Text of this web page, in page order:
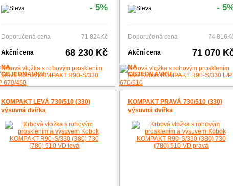
Doporučená cena 71 824Kč
Akční cena 68 230 Kč
- 5%
NA
OBJEDNÁVKU
Doporučená cena 74
Akční cena 71 070
-
NA
OBJEDNÁVKU
KOMPAKT LEVÁ 730/510 (330)
výsuvná dvířka
KOMPAKT PRAVÁ 730/510 (330)
výsuvná dvířka